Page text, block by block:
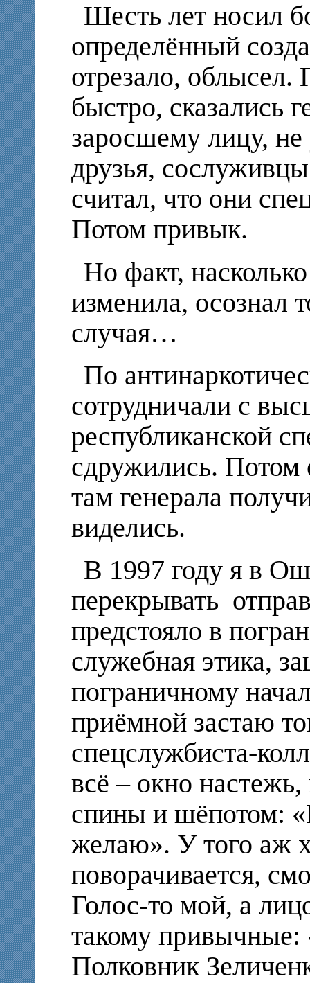
Шесть лет носил
определённый
отрезало, облысел.
быстро,
заросшему лицу, не
друзья,
считал, что они
Потом привык.
Но факт,
изменила, осознал
случая…
По
сотрудничали с
республиканской
сдружились. Потом
там генерала
виделись.
В 1997 году я в
перекрывать
предстояло в
служебная этика,
пограничному
приёмной застаю
спецслужбиста-
всё – окно
спины и шёпотом:
желаю». У того аж
поворачивается,
Голос-то мой, а
такому привычные:
Полковник